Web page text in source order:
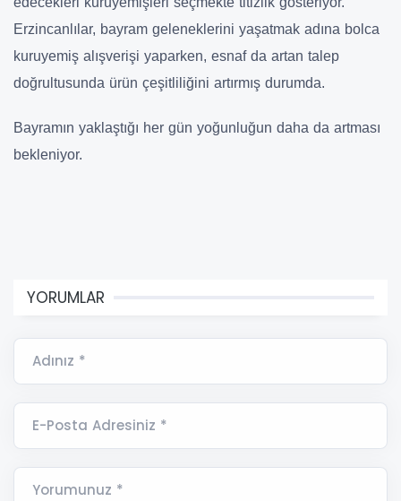
Erzincanlılar, bayram geleneklerini yaşatmak adına bolca
kuruyemiş alışverişi yaparken, esnaf da artan talep
doğrultusunda ürün çeşitliliğini artırmış durumda.
Bayramın yaklaştığı her gün yoğunluğun daha da artması
bekleniyor.
YORUMLAR
Adınız *
E-Posta Adresiniz *
Yorumunuz *